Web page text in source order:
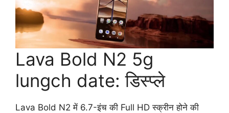
Lava Bold N2 5g
lungch date: डिस्प्ले
Lava Bold N2 में 6.7-इंच की Full HD स्क्रीन होने की